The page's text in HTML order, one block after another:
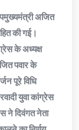
अजित
की गई।
के अध्यक्ष
पवार के
पूरे विधि
युवा कांग्रेस
ने दिवंगत नेता